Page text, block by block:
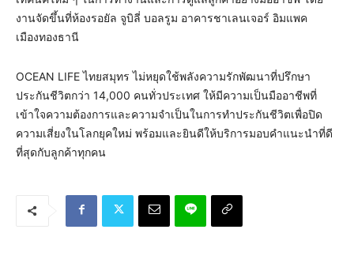
งานจัดขึ้นที่ห้องรอยัล จูบิลี่ บอลรูม อาคารชาเลนเจอร์ อิมแพค
เมืองทองธานี
OCEAN LIFE ไทยสมุทร ไม่หยุดใช้พลังความรักพัฒนาที่ปรึกษา
ประกันชีวิตกว่า 14,000 คนทั่วประเทศ ให้มีความเป็นมืออาชีพที่
เข้าใจความต้องการและความจำเป็นในการทำประกันชีวิตเพื่อปิด
ความเสี่ยงในโลกยุคใหม่ พร้อมและยินดีให้บริการมอบคำแนะนำที่ดี
ที่สุดกับลูกค้าทุกคน